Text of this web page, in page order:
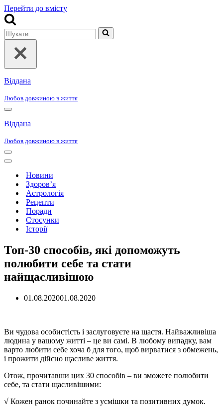
Перейти до вмісту
Шукати...
Віддана
Любов довжиною в життя
Меню
навігації
Віддана
Любов довжиною в життя
Меню
навігації
Меню
навігаціїНовини
Здоров’я
Астрологія
Рецепти
Поради
Стосунки
Історії
Топ-30 способів, які допоможуть
полюбити себе та стати
найщасливішою
01.08.202001.08.2020
Ви чудова особистість і заслуговуєте на щастя. Найважливіша
людина у вашому житті – це ви самі. В любому випадку, вам
варто любити себе хоча б для того, щоб вирватися з обмежень,
і прожити дійсно щасливе життя.
Отож, прочитавши цих 30 способів – ви зможете полюбити
себе, та стати щасливішими:
√ Кожен ранок починайте з усмішки та позитивних думок.